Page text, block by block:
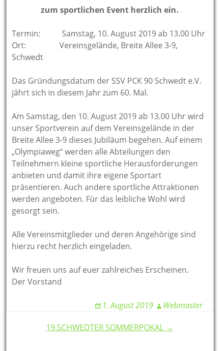
zum sportlichen Event herzlich ein.
Termin: Samstag, 10. August 2019 ab 13.00 Uhr
Ort: Vereinsgelände, Breite Allee 3-9,
Schwedt
Das Gründungsdatum der SSV PCK 90 Schwedt e.V.
jährt sich in diesem Jahr zum 60. Mal.
Am Samstag, den 10. August 2019 ab 13.00 Uhr wird
unser Sportverein auf dem Vereinsgelände in der
Breite Allee 3-9 dieses Jubiläum begehen. Auf einem
„Olympiaweg“ werden alle Abteilungen den
Teilnehmern kleine sportliche Herausforderungen
anbieten und damit ihre eigene Sportart
präsentieren. Auch andere sportliche Attraktionen
werden angeboten. Für das leibliche Wohl wird
gesorgt sein.
Alle Vereinsmitglieder und deren Angehörige sind
hierzu recht herzlich eingeladen.
Wir freuen uns auf euer zahlreiches Erscheinen.
Der Vorstand
1. August 2019 Webmaster
19.SCHWEDTER SOMMERPOKAL →